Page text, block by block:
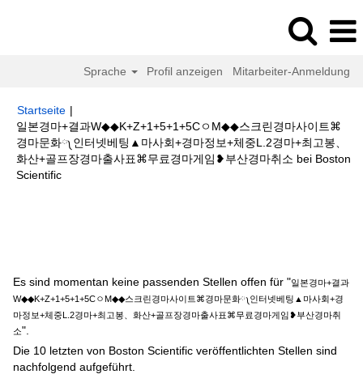
Sprache Profil anzeigen Mitarbeiter-Anmeldung
Startseite |
일본경마+결과W◆◆K+Z+1+5+1+5CㅇM◆◆스크린경마사이트⌘
경마문화༾인터넷베팅▲마사회+경마정보+체중L.2경마+최고봉、
화산+골프장경마출사표⌘무료경마게임❥부산경마취소 bei Boston
Scientific(aktuelle
Es sind momentan keine passenden Stellen offen für "일본경마+결과
W◆◆K+Z+1+5+1+5CㅇM◆◆스크린경마사이트⌘경마문화༾인터넷베팅▲마사회+경
마정보+체중L.2경마+최고봉、화산+골프장경마출사표⌘무료경마게임❥부산경마취
소".
Die 10 letzten von Boston Scientific veröffentlichten Stellen sind
nachfolgend aufgeführt.